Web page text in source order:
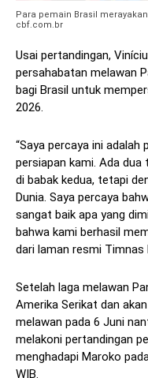
Para pemain Brasil
cbf.com.br
Usai pertandingan,
persahabatan melawan
bagi Brasil untuk
2026.
“Saya percaya ini
persiapan kami. Ada
di babak kedua, tetapi
Dunia. Saya percaya
sangat baik apa yang
bahwa kami berhasil
dari laman resmi Timnas
Setelah laga melawan
Amerika Serikat dan
melawan pada 6 Juni
melakoni pertandingan
menghadapi Maroko
WIB.